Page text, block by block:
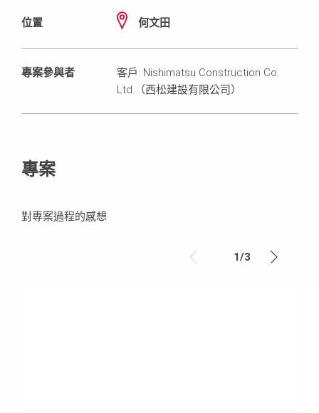
位置 何文田
專案參與者
客戶: Nishimatsu Construction Co.
Ltd.（西松建設有限公司）
專案
對專案過程的感想
1/3